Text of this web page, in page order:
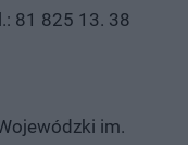
81 825 13. 38
im.